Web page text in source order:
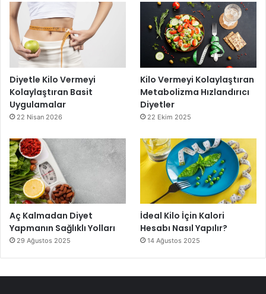
Diyetle Kilo Vermeyi
Kolaylaştıran Basit
Uygulamalar
22 Nisan 2026
Kilo Vermeyi Kolaylaştıran
Metabolizma Hızlandırıcı
Diyetler
22 Ekim 2025
Aç Kalmadan Diyet
Yapmanın Sağlıklı Yolları
29 Ağustos 2025
İdeal Kilo İçin Kalori
Hesabı Nasıl Yapılır?
14 Ağustos 2025